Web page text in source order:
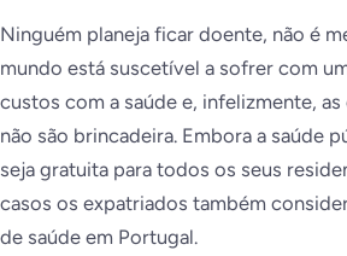
Ninguém planeja ficar doente, não é
mundo está suscetível a sofrer com
custos com a saúde e, infelizmente,
não são brincadeira. Embora a saúde
seja gratuita para todos os seus
casos os expatriados também
de saúde em Portugal.